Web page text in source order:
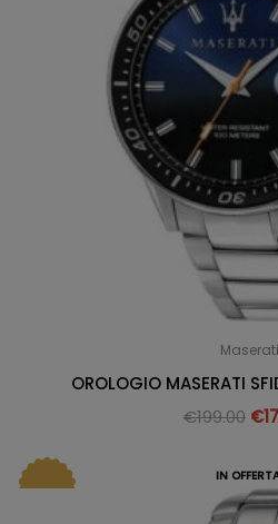
Maserati
OROLOGIO MASERATI
€199.00 €
IN